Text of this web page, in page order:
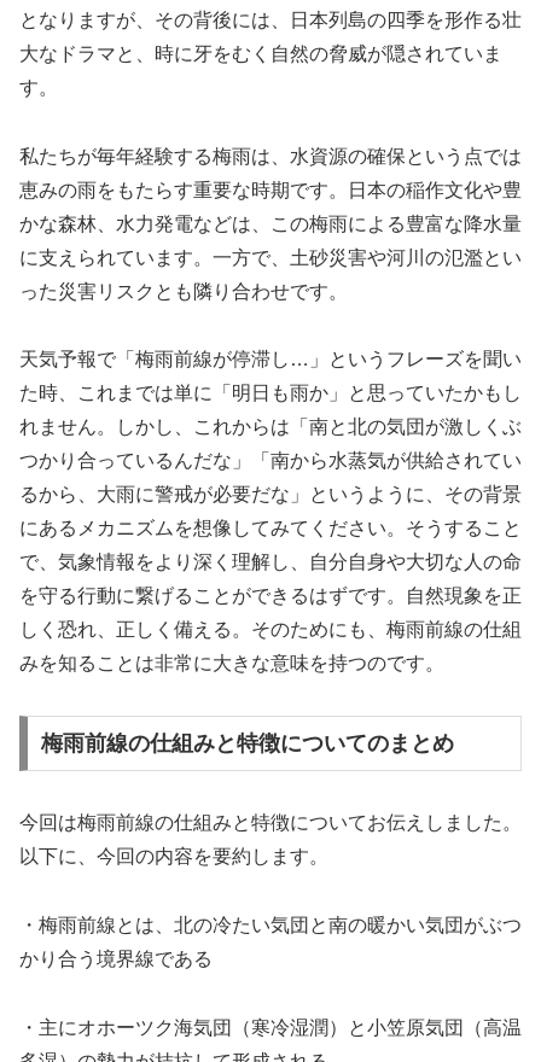
となりますが、その背後には、日本列島の四季を形作る壮
大なドラマと、時に牙をむく自然の脅威が隠されていま
す。
私たちが毎年経験する梅雨は、水資源の確保という点では
恵みの雨をもたらす重要な時期です。日本の稲作文化や豊
かな森林、水力発電などは、この梅雨による豊富な降水量
に支えられています。一方で、土砂災害や河川の氾濫とい
った災害リスクとも隣り合わせです。
天気予報で「梅雨前線が停滞し…」というフレーズを聞い
た時、これまでは単に「明日も雨か」と思っていたかもし
れません。しかし、これからは「南と北の気団が激しくぶ
つかり合っているんだな」「南から水蒸気が供給されてい
るから、大雨に警戒が必要だな」というように、その背景
にあるメカニズムを想像してみてください。そうすること
で、気象情報をより深く理解し、自分自身や大切な人の命
を守る行動に繋げることができるはずです。自然現象を正
しく恐れ、正しく備える。そのためにも、梅雨前線の仕組
みを知ることは非常に大きな意味を持つのです。
梅雨前線の仕組みと特徴についてのまとめ
今回は梅雨前線の仕組みと特徴についてお伝えしました。
以下に、今回の内容を要約します。
・梅雨前線とは、北の冷たい気団と南の暖かい気団がぶつ
かり合う境界線である
・主にオホーツク海気団（寒冷湿潤）と小笠原気団（高温